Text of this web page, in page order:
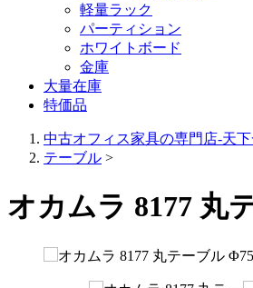
軽量ラック
パーティション
ホワイトボード
金庫
大量在庫
特価品
中古オフィス家具の専門店-天
テーブル >
オカムラ 8177 丸